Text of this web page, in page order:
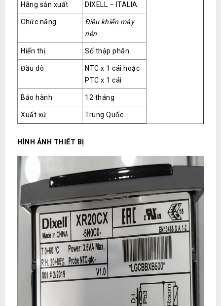
Hãng sản xuất DIXELL – ITALIA
Chức năng
Điều khiển máy
nén
Hiển thị Số thập phân
Đầu dò
NTC x 1 cái hoặc
PTC x 1 cái
Bảo hành 12 tháng
Xuất xứ Trung Quốc
HÌNH ẢNH THIẾT BỊ